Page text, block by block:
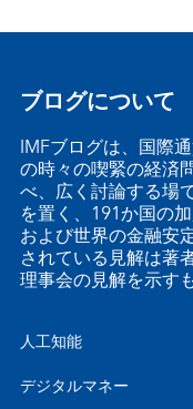
ブログについて
IMFブログは、国際
の時々の喫緊の経済
べ、広く討論する場
を置く、191か国の
および世界の金融安
されている見解は著
理事会の見解を示す
人工知能
デジタルマネー